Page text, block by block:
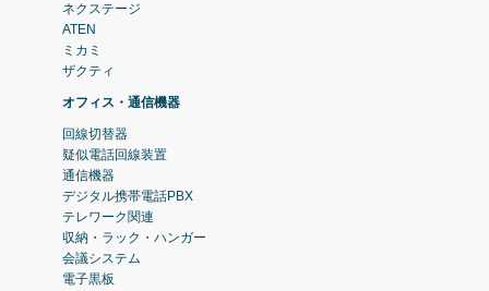
ネクステージ
ATEN
ミカミ
ザクティ
オフィス・通信機器
回線切替器
疑似電話回線装置
通信機器
デジタル携帯電話PBX
テレワーク関連
収納・ラック・ハンガー
会議システム
電子黒板